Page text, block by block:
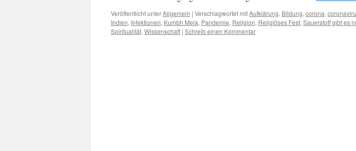
Veröffentlicht unterAllgemein | Verschlagwortet mitAufklärung, Bildung, corona,
Indien, Infektionen, Kumbh Mela, Pandemie, Religion, Religiöses Fest, Sauerstoff gibt es
Spiritualität, Wissenschaft | Schreib einen Kommentar